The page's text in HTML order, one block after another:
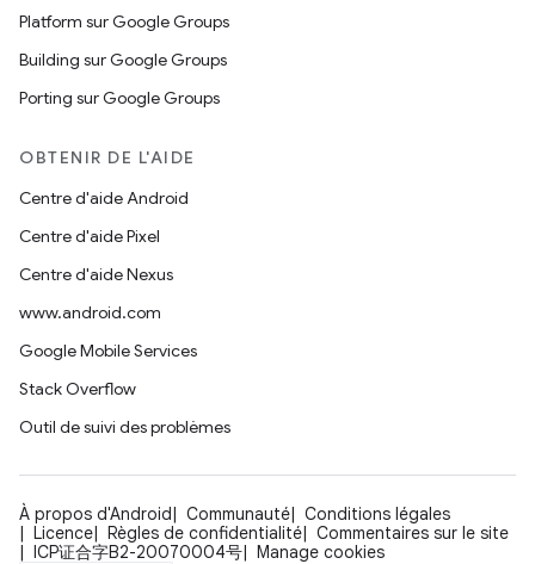
Platform sur Google Groups
Building sur Google Groups
Porting sur Google Groups
OBTENIR DE L'AIDE
Centre d'aide Android
Centre d'aide Pixel
Centre d'aide Nexus
www.android.com
Google Mobile Services
Stack Overflow
Outil de suivi des problèmes
À propos d'Android Communauté
Conditions légales
Licence
Règles de confidentialité
Commentaires sur le site
ICP证合字B2-20070004号
Manage cookies